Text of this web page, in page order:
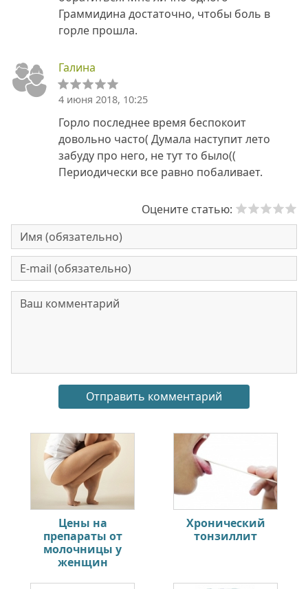
Граммидина достаточно, чтобы боль в
горле прошла.
Галина
4 июня 2018, 10:25
Горло последнее время беспокоит
довольно часто( Думала наступит лето
забуду про него, не тут то было((
Периодически все равно побаливает.
Оцените статью:
Цены на
препараты от
молочницы у
женщин
Хронический
тонзиллит